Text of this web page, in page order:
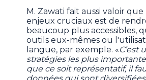
M. Zawati fait aussi valoir
enjeux cruciaux est de
beaucoup plus accessibles,
outils eux-mêmes ou
langue, par exemple. «C’est
stratégies les plus
que ce soit représentatif, il